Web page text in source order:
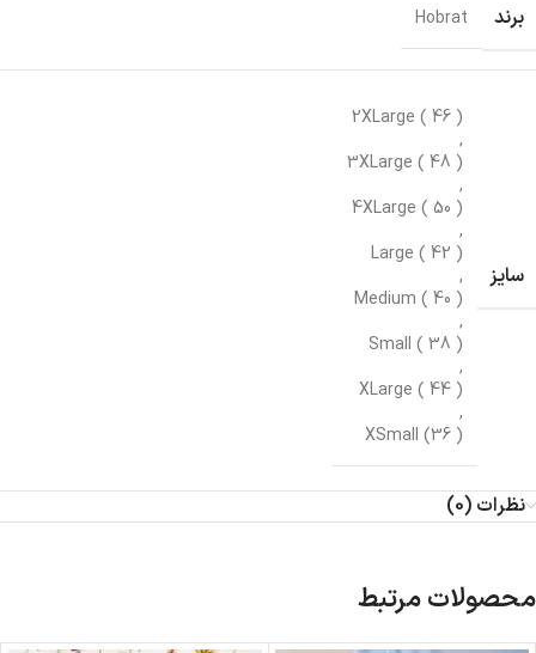
برند
Hobrat
سایز
2XLarge ( 46 )
,
3XLarge ( 48 )
,
4XLarge ( 50 )
,
Large ( 42 )
,
Medium ( 40 )
,
Small ( 38 )
,
XLarge ( 44 )
,
XSmall (36 )
نظرات (0)
محصولات مرتبط